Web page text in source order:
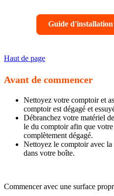
Guide
Haut de page
Avant de commencer
Nettoyez votre comptoir et
comptoir est dégagé et
Débranchez votre matériel
le du comptoir afin que
complètement dégagé.
Nettoyez le comptoir avec
dans votre boîte.
Commencer avec une surface